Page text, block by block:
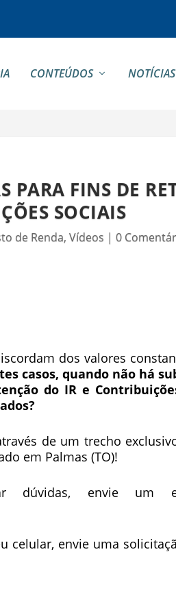
CONTEÚDOS NOTÍCIAS
PARA FINS DE
SOCIAIS
de Renda,Vídeos |0
dos valores
casos, quando não há
do IR e
de um trecho
em Palmas (TO)!
dúvidas, envie um
celular, envie uma